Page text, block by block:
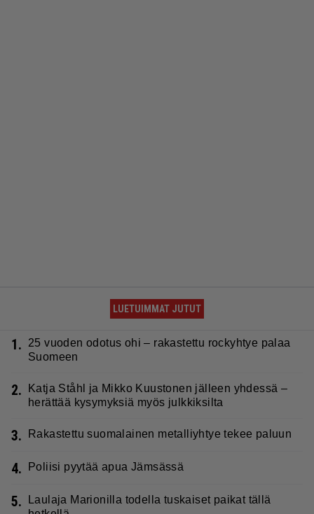
LUETUIMMAT JUTUT
1.
25 vuoden odotus ohi – rakastettu rockyhtye palaa
Suomeen
2.
Katja Ståhl ja Mikko Kuustonen jälleen yhdessä –
herättää kysymyksiä myös julkkiksilta
3. Rakastettu suomalainen metalliyhtye tekee paluun
4. Poliisi pyytää apua Jämsässä
5.
Laulaja Marionilla todella tuskaiset paikat tällä